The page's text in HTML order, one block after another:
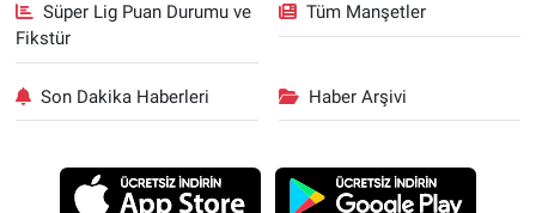
Süper Lig Puan Durumu ve
Fikstür
Tüm Manşetler
Son Dakika Haberleri Haber Arşivi